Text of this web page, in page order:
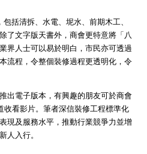
括清拆、水電、坭水、前期木工、
了文字版天書外，商會更特意將「八
界人士可以易於明白，市民亦可透過
流程，令整個裝修過程更透明化，令
出電子版本，有興趣的朋友可於商會
收看影片。筆者深信裝修工程標準化
現及服務水平，推動行業競爭力並增
人入行。